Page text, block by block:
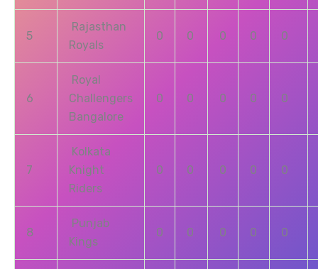
5
Rajasthan
Royals
0 0 0 0 0
6
Royal
Challengers
Bangalore
0 0 0 0 0
7
Kolkata
Knight
Riders
0 0 0 0 0
8
Punjab
Kings
0 0 0 0 0